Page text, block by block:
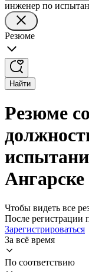
инженер по
Резюме
Найти
Резюме
Ангарске
Чтобы видеть все
После регистрации
Зарегистрироваться
За всё время
По соответствию